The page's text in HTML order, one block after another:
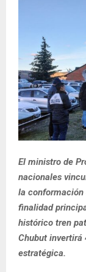
El ministro de
nacionales
la conformación
finalidad
histórico tren
Chubut invertirá
estratégica.